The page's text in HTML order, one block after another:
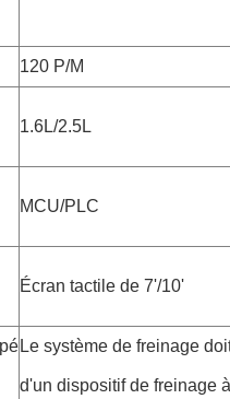
120 P/M
1.6L/2.5L
MCU/PLC
Écran tactile de 7'/10'
Le système de freinage
d'un dispositif de freinage